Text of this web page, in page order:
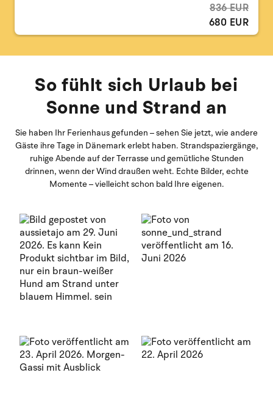
836 EUR
680 EUR
So fühlt sich Urlaub bei
Sonne und Strand an
Sie haben Ihr Ferienhaus gefunden – sehen Sie jetzt, wie andere
Gäste ihre Tage in Dänemark erlebt haben. Strandspaziergänge,
ruhige Abende auf der Terrasse und gemütliche Stunden
drinnen, wenn der Wind draußen weht. Echte Bilder, echte
Momente – vielleicht schon bald Ihre eigenen.